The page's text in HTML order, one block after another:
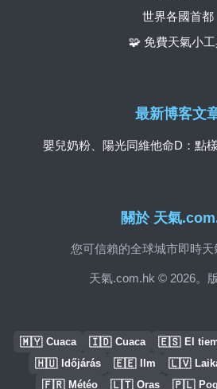
關於 天氣
您可信賴的全球城市即時天
天氣.com.hk © 2026。
世界各國首都
🧩 免費天氣小
最新博客文
嬰兒奶粉、陽光同維他命D：點
🇲🇾 Cuaca 🇮🇩 Cuaca 🇪🇸 El
🇭🇺 Időjárás 🇪🇪 Ilm 🇱🇻
🇫🇷 Météo 🇱🇹 Oras 🇵🇱